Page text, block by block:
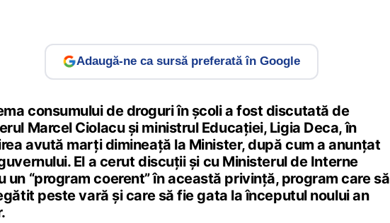
Adaugă-ne ca sursă preferată în Google
consumului de droguri în școli a fost discutată de
Marcel Ciolacu și ministrul Educației, Ligia Deca, în
avută marți dimineață la Minister, după cum a anunțat
El a cerut discuții și cu Ministerul de Interne
un “program coerent” în această privință, program care să
peste vară și care să fie gata la începutul noului an